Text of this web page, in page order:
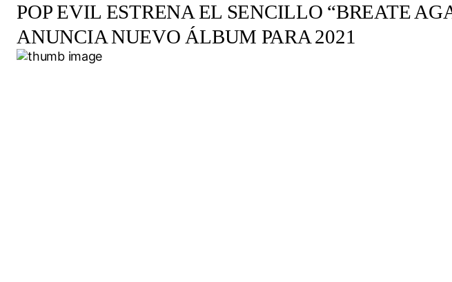
POP EVIL ESTRENA EL SENCILLO “BREATE
ANUNCIA NUEVO ÁLBUM PARA 2021